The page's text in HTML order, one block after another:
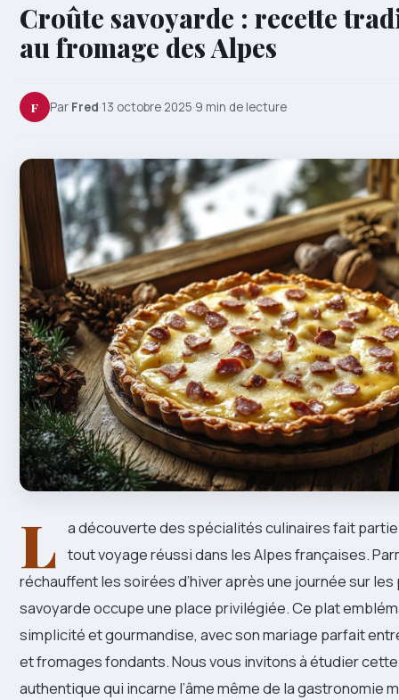
Croûte savoyarde : recette
au fromage des Alpes
F Par Fred·13 octobre 2025·9 min de lecture
L a découverte des spécialités culinaires fait
tout voyage réussi dans les Alpes françaises.
réchauffent les soirées d’hiver après une journée sur
savoyarde occupe une place privilégiée. Ce plat
simplicité et gourmandise, avec son mariage parfait
et fromages fondants. Nous vous invitons à étudier
authentique qui incarne l’âme même de la gastronomie